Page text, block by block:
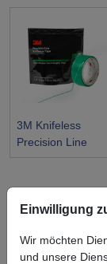
3M Knifeless
Precision Line
Symbol
Vorteil
Einwilligung
Wir möchten
und unsere